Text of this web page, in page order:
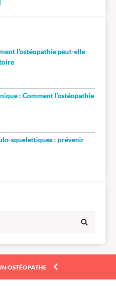
l’ostéopathie peut-elle
: Comment l’ostéopathie
squelettiques : prévenir
OSTÉOPATHE